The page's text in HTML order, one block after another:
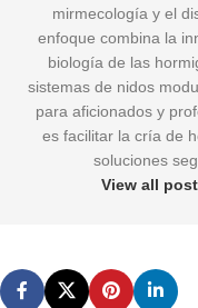
mirmecología y el
enfoque combina la
biología de las
sistemas de nidos
para aficionados y
es facilitar la cría de
soluciones
View all